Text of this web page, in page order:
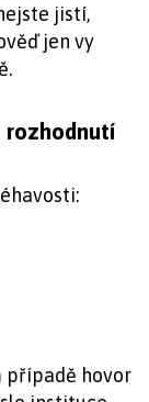
jistí,
jen vy
rozhodnutí
případě hovor